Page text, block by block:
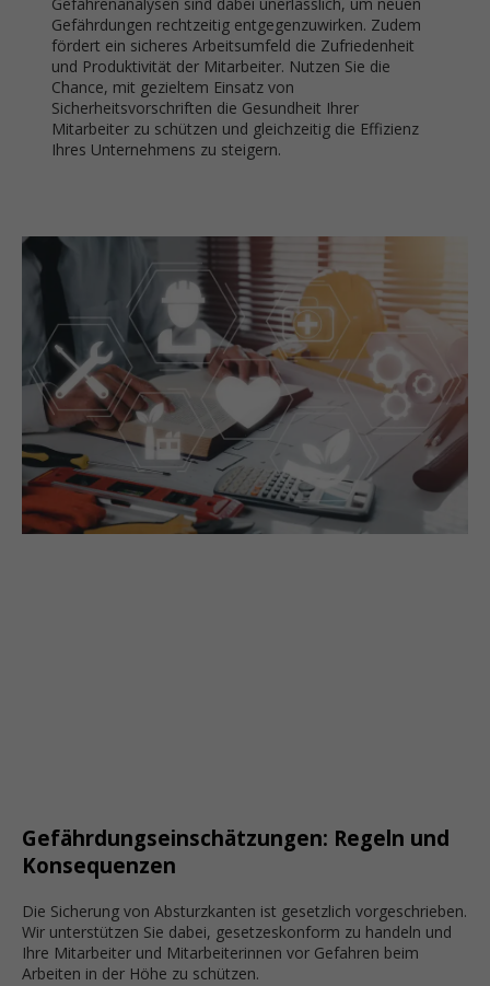
Gefährdungen rechtzeitig entgegenzuwirken. Zudem
fördert ein sicheres Arbeitsumfeld die Zufriedenheit
und Produktivität der Mitarbeiter. Nutzen Sie die
Chance, mit gezieltem Einsatz von
Sicherheitsvorschriften die Gesundheit Ihrer
Mitarbeiter zu schützen und gleichzeitig die Effizienz
Ihres Unternehmens zu steigern.
Gefährdungseinschätzungen: Regeln und
Konsequenzen
Die Sicherung von Absturzkanten ist gesetzlich vorgeschrieben.
Wir unterstützen Sie dabei, gesetzeskonform zu handeln und
Ihre Mitarbeiter und Mitarbeiterinnen vor Gefahren beim
Arbeiten in der Höhe zu schützen.